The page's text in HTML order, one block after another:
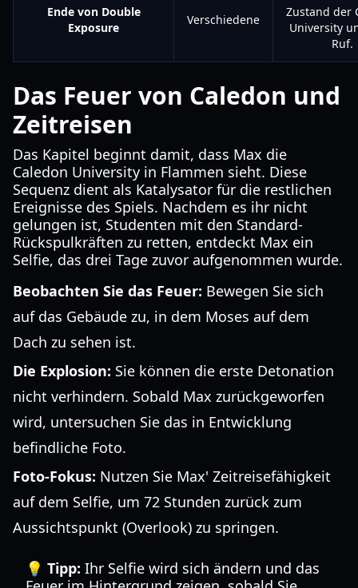
Ende von Double
Exposure
Verschiedene
Zustand der
University
Ruf.
Das Feuer von Caledon und
Zeitreisen
Das Kapitel beginnt damit, dass Max die
Caledon University in Flammen sieht. Diese
Sequenz dient als Katalysator für die restlichen
Ereignisse des Spiels. Nachdem es ihr nicht
gelungen ist, Studenten mit den Standard-
Rückspulkräften zu retten, entdeckt Max ein
Selfie, das drei Tage zuvor aufgenommen wurde.
Beobachten Sie das Feuer: Bewegen Sie sich
auf das Gebäude zu, in dem Moses auf dem
Dach zu sehen ist.
Die Explosion: Sie können die erste Detonation
nicht verhindern. Sobald Max zurückgeworfen
wird, untersuchen Sie das in Entwicklung
befindliche Foto.
Foto-Fokus: Nutzen Sie Max' Zeitreisefähigkeit
auf dem Selfie, um 72 Stunden zurück zum
Aussichtspunkt (Overlook) zu springen.
💡 Tipp: Ihr Selfie wird sich ändern und das